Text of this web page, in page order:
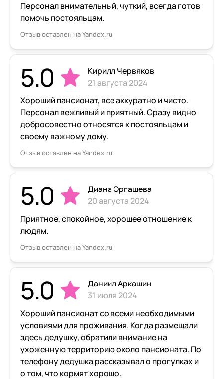
Персонал внимательный, чуткий, всегда готов
помочь постояльцам.
Отзыв оставлен на Yandex.ru
5.0
Кирилл Червяков
21 августа 2024
Хороший пансионат, все аккуратно и чисто.
Персонал вежливый и приятный. Сразу видно
добросовестно относятся к постояльцам и
своему важному дому.
Отзыв оставлен на Yandex.ru
5.0
Диана Эргашева
20 августа 2024
Приятное, спокойное, хорошее отношение к
людям.
Отзыв оставлен на Yandex.ru
5.0
Даниил Аркашин
31 июля 2024
Хороший пансионат со всеми необходимыми
условиями для проживания. Когда размещали
здесь дедушку, обратили внимание на
ухоженную территорию около пансионата. По
телефону дедушка рассказывал о прогулках и
о том, что кормят хорошо.